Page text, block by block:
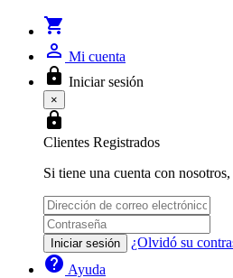
shopping_cart
person_outline Mi cuenta
lock Iniciar sesión
×
lock
Clientes Registrados
Si tiene una cuenta con
Iniciar sesión ¿Olvidó su
help Ayuda